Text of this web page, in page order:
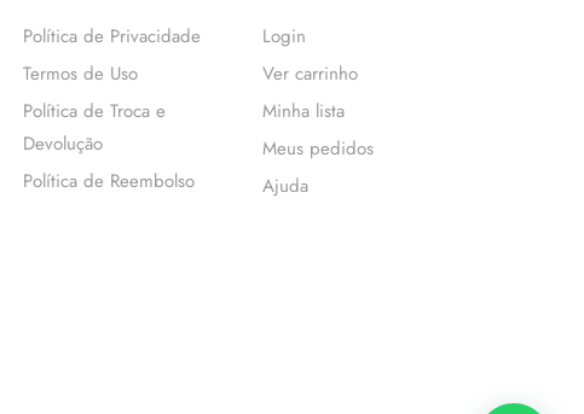
Política de Privacidade
Termos de Uso
Política de Troca e
Devolução
Política de Reembolso
Login
Ver carrinho
Minha lista
Meus pedidos
Ajuda